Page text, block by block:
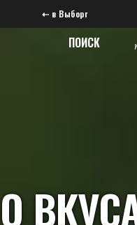
⇠ в Выборг
ПОИСК
О